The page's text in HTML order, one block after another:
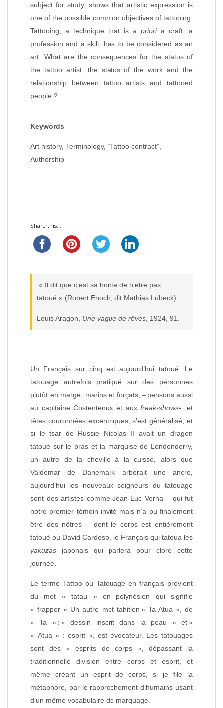
subject for study, shows that artistic expression is
one of the possible common objectives of tattooing.
Tattooing, a technique that is a prioria craft, a
profession and a skill, has to be considered as an
art. What are the consequences for the status of
the tattoo artist, the status of the work and the
relationship between tattoo artists and tattooed
people ?
Keywords
Art history, Terminology, “Tattoo contract”,
Authorship
Share this...
« Il dit que c’est sa honte de n’être pas
tatoué » (Robert Enoch, dit Mathias Lübeck)
Louis Aragon, Une vague de rêves , 1924, 91.
Un Français sur cinq est aujourd’hui tatoué. Le
tatouage autrefois pratiqué sur des personnes
plutôt en marge, marins et forçats, – pensons aussi
au capitaine Costentenus et auxfreak-shows-,
et
têtes couronnées excentriques, s’est généralisé, et
si le tsar de Russie Nicolas II avait un dragon
tatoué sur le bras et la marquise de Londonderry,
un autre de la cheville à la cuisse, alors que
Valdemar de Danemark arborait une ancre,
aujourd’hui les nouveaux seigneurs du tatouage
sont des artistes comme Jean-Luc Verna – qui fut
notre premier témoin invité mais n’a pu finalement
être des nôtres – dont le corps est entièrement
tatoué ou David Cardoso, le Français qui tatoua les
yakuzas japonais qui parlera pour clore cette
journée.
Le terme Tattoo ou Tatouage en français provient
du mot « tatau » en polynésien qui signifie
« frapper » Un autre mot tahitien » Ta-Atua », de
« Ta » : « dessin inscrit dans la peau » et »
« Atua » : esprit », est évocateur. Les tatouages
sont des « esprits de corps », dépassant la
traditionnelle division entre corps et esprit, et
même créant un esprit de corps, si je file la
métaphore, par le rapprochement d’humains usant
d’un même vocabulaire de marquage.